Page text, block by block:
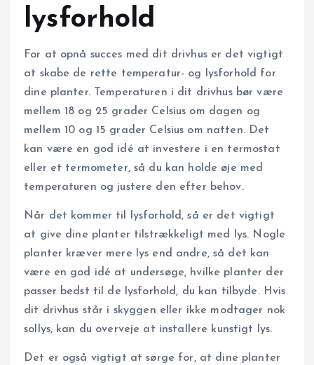
lysforhold
For at opnå succes med dit drivhus er det vigtigt
at skabe de rette temperatur- og lysforhold for
dine planter. Temperaturen i dit drivhus bør være
mellem 18 og 25 grader Celsius om dagen og
mellem 10 og 15 grader Celsius om natten. Det
kan være en god idé at investere i en termostat
eller et termometer, så du kan holde øje med
temperaturen og justere den efter behov.
Når det kommer til lysforhold, så er det vigtigt
at give dine planter tilstrækkeligt med lys. Nogle
planter kræver mere lys end andre, så det kan
være en god idé at undersøge, hvilke planter der
passer bedst til de lysforhold, du kan tilbyde. Hvis
dit drivhus står i skyggen eller ikke modtager nok
sollys, kan du overveje at installere kunstigt lys.
Det er også vigtigt at sørge for, at dine planter